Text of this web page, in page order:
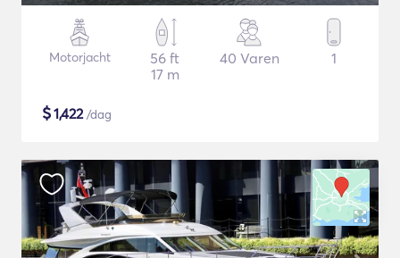
Motorjacht
56 ft
17 m
40 Varen 1
$1,422/dag